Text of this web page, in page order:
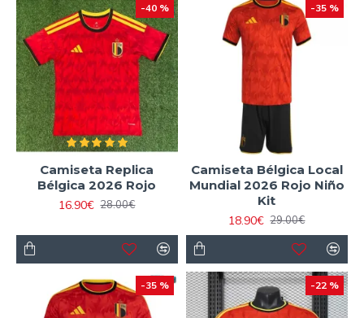
-40 %
Camiseta Replica
Bélgica 2026 Rojo
16.90€ 28.00€
-35 %
Camiseta Bélgica Local
Mundial 2026 Rojo Niño
Kit
18.90€ 29.00€
-35 % -22 %